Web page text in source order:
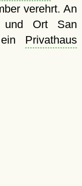
verehrt. An
Ort San
Privathaus